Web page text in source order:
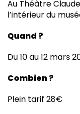
Au Théâtre
l’intérieur du
Quand ?
Du 10 au 12 mars
Combien ?
Plein tarif 28€